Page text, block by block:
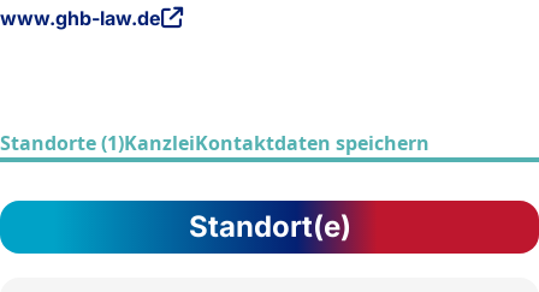
www.ghb-law.de
Standorte (1)KanzleiKontaktdaten speichern
Standort(e)